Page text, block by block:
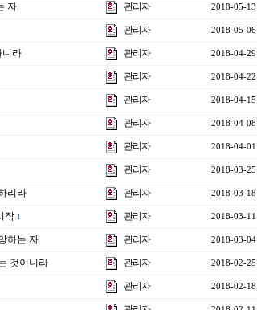
자 관리자 2018-05-13
관리자 2018-05-06
니라 관리자 2018-04-29
관리자 2018-04-22
관리자 2018-04-15
관리자 2018-04-08
관리자 2018-04-01
관리자 2018-03-25
리라 관리자 2018-03-18
작 1 관리자 2018-03-11
하는 자 관리자 2018-03-04
것이니라 관리자 2018-02-25
관리자 2018-02-18